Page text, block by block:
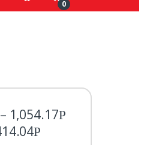
0
– 1,054.17Р
Р